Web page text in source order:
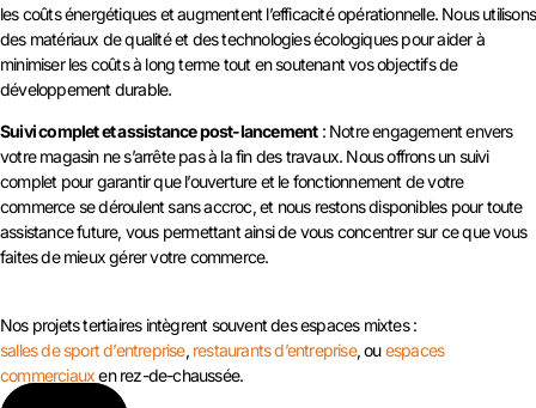
les coûts énergétiques et augmentent l’efficacité opérationnelle. Nous utilisons
des matériaux de qualité et des technologies écologiques pour aider à
minimiser les coûts à long terme tout en soutenant vos objectifs de
développement durable.
Suivi complet et assistance post-lancement: Notre engagement envers
votre magasin ne s’arrête pas à la fin des travaux. Nous offrons un suivi
complet pour garantir que l’ouverture et le fonctionnement de votre
commerce se déroulent sans accroc, et nous restons disponibles pour toute
assistance future, vous permettant ainsi de vous concentrer sur ce que vous
faites de mieux gérer votre commerce.
Nos projets tertiaires intègrent souvent des espaces mixtes :
salles de sport d’entreprise, restaurants d’entreprise, ouespaces
commerciauxen rez-de-chaussée.